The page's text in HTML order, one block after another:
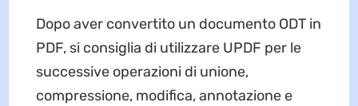
Dopo aver convertito un documento ODT in
PDF, si consiglia di utilizzare UPDF per le
successive operazioni di unione,
compressione, modifica, annotazione e